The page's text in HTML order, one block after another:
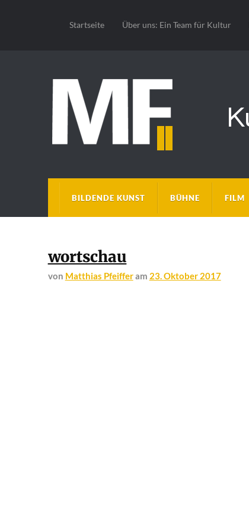
Startseite Über uns: Ein Team für Kultur
BILDENDE KUNST BÜHNE FILM
wortschau
von Matthias Pfeifferam 23. Oktober 2017